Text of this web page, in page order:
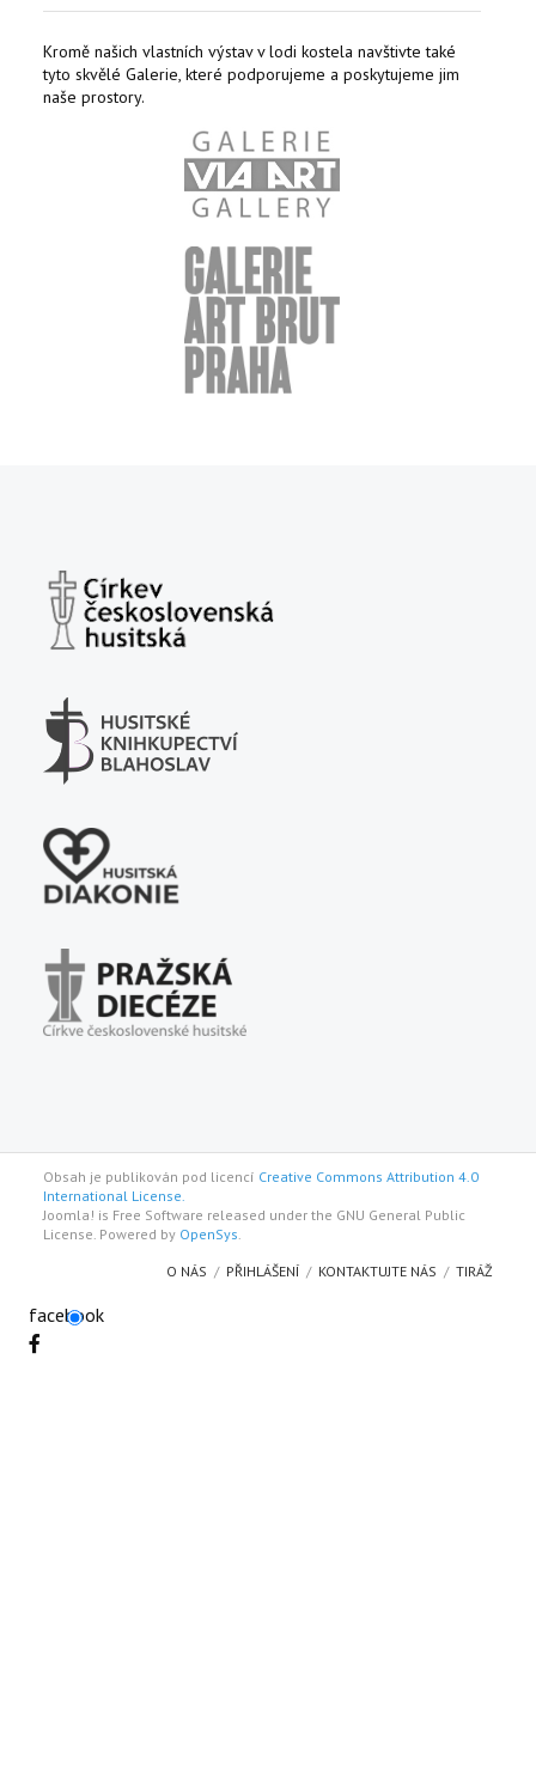
Kromě našich vlastních výstav v lodi kostela navštivte také
tyto skvělé Galerie, které podporujeme a poskytujeme jim
naše prostory.
Obsah je publikován pod licencí Creative Commons Attribution 4.0
International License.
Joomla! is Free Software released under the GNU General Public
License. Powered by OpenSys
O NÁS PŘIHLÁŠENÍ KONTAKTUJTE NÁS TIRÁŽ
facebook